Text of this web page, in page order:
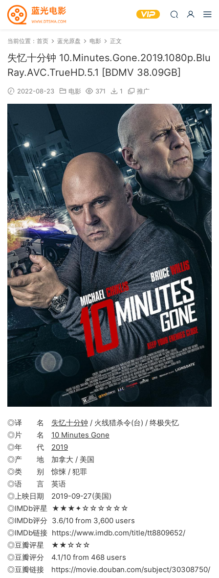
当前位置： 首页 蓝光原盘 电影 正文
失忆十分钟 10.Minutes.Gone.2019.1080p.Blu
Ray.AVC.TrueHD.5.1 [BDMV 38.09GB]
2022-08-23 电影 371 1 推广
◎译 名 失忆十分钟 / 火线猎杀令(台) / 终极失忆
◎片 名 10 Minutes Gone
◎年 代 2019
◎产 地 加拿大 / 美国
◎类 别 惊悚 / 犯罪
◎语 言 英语
◎上映日期 2019-09-27(美国)
◎IMDb评星 ★★★✦☆☆☆☆☆☆
◎IMDb评分 3.6/10 from 3,600 users
◎IMDb链接 https://www.imdb.com/title/tt8809652/
◎豆瓣评星 ★★☆☆☆
◎豆瓣评分 4.1/10 from 468 users
◎豆瓣链接 https://movie.douban.com/subject/30308750/